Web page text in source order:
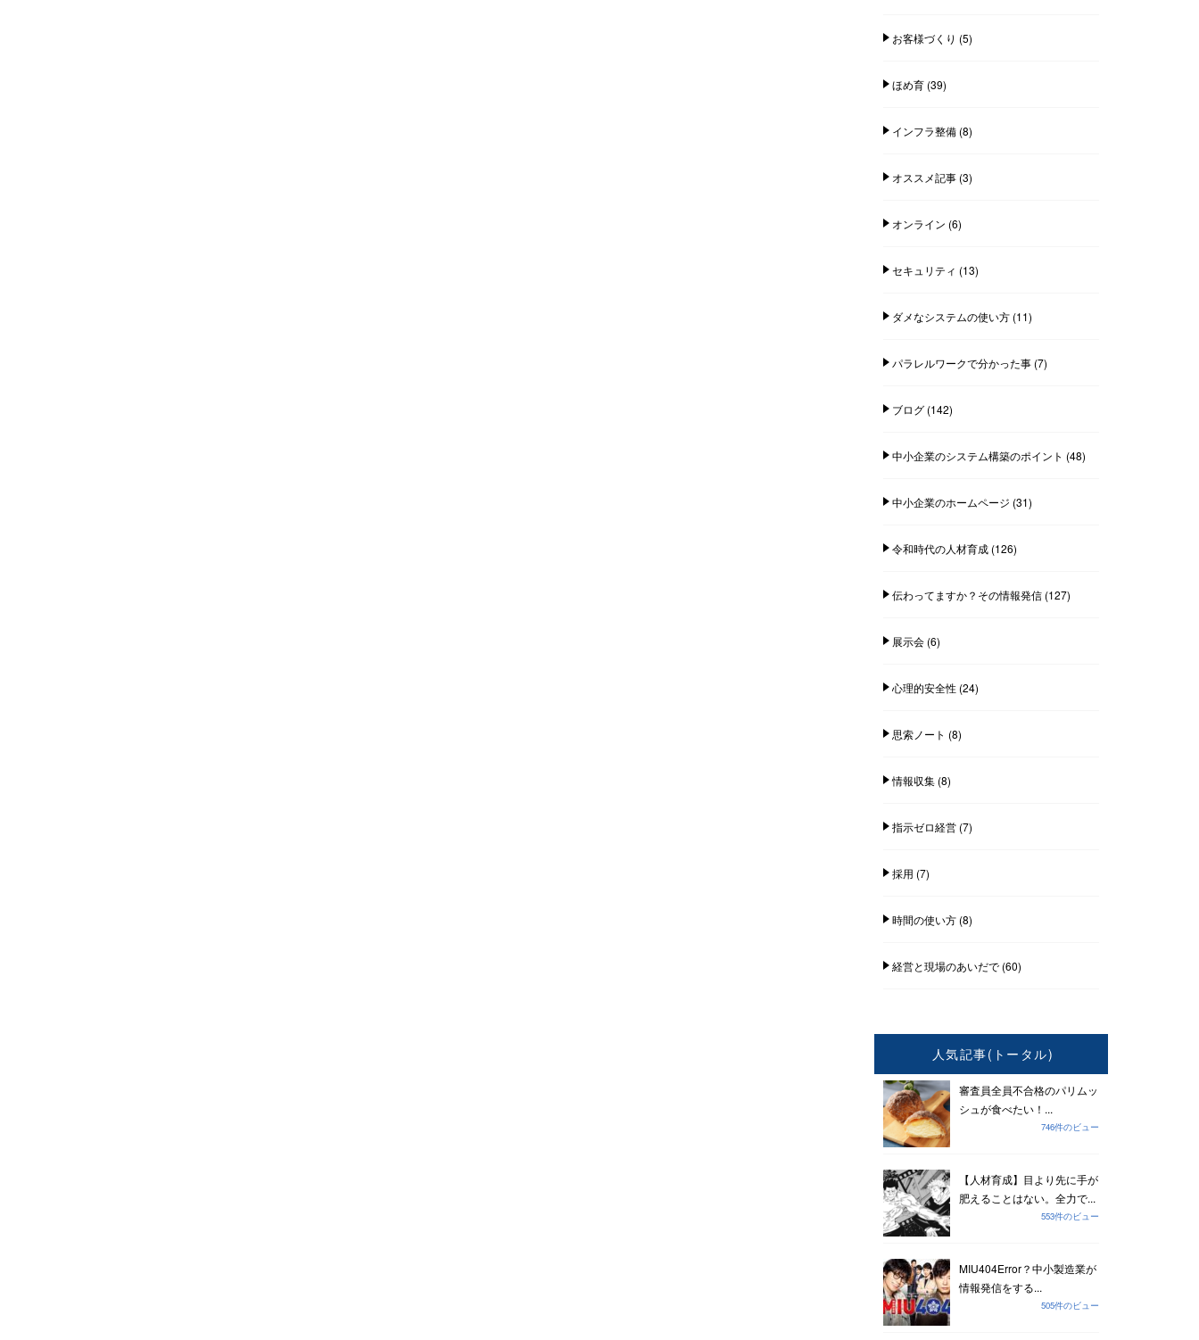
お客様づくり (5)
ほめ育(39)
インフラ整備(8)
オススメ記事(3)
オンライン (6)
セキュリティ (13)
ダメなシステムの使い方(11)
パラレルワークで分かった事(7)
ブログ(142)
中小企業のシステム構築のポイント (48)
中小企業のホームページ (31)
令和時代の人材育成(126)
伝わってますか？その情報発信(127)
展示会(6)
心理的安全性(24)
思索ノート (8)
情報収集(8)
指示ゼロ経営(7)
採用 (7)
時間の使い方(8)
経営と現場のあいだで(60)
人気記事(トータル)
審査員全員不合格のパリムッ
シュが食べたい！...
746件のビュー
【人材育成】目より先に手が
肥えることはない。全力で...
553件のビュー
MIU404Error？中小製造業が
情報発信をする...
505件のビュー